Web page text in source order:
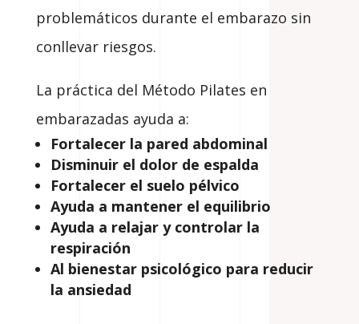
problemáticos durante el embarazo sin
conllevar riesgos.
La práctica del Método Pilates en
embarazadas ayuda a:
Fortalecer la pared abdominal
Disminuir el dolor de espalda
Fortalecer el suelo pélvico
Ayuda a mantener el equilibrio
Ayuda a relajar y controlar la
respiración
Al bienestar psicológico para reducir
la ansiedad